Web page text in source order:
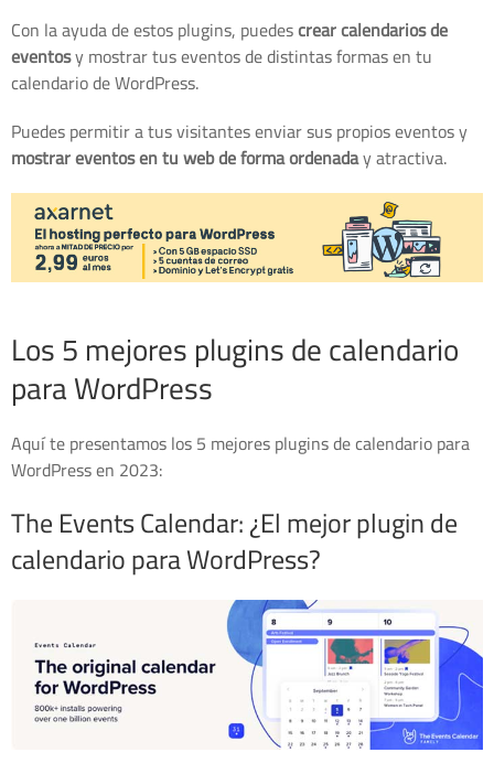
Con la ayuda de estos plugins, puedescrear calendarios de
eventosy mostrar tus eventos de distintas formas en tu
calendario de WordPress.
Puedes permitir a tus visitantes enviar sus propios eventos y
mostrar eventos en tu web de forma ordenaday atractiva.
Los 5 mejores plugins de calendario
para WordPress
Aquí te presentamos los 5 mejores plugins de calendario para
WordPress en 2023:
The Events Calendar: ¿El mejor plugin de
calendario para WordPress?